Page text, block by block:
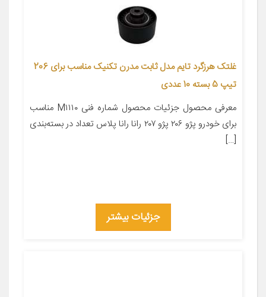
غلتک هرزگرد تایم مدل ثابت مدرن تکنیک مناسب برای 206
تیپ 5 بسته 10 عددی
معرفی محصول جزئیات محصول شماره فنی M۱۱۱۰ مناسب
برای خودرو پژو ۲۰۶ پژو ۲۰۷ رانا رانا پلاس تعداد در بسته‌بندی
[…]
جزئیات بیشتر